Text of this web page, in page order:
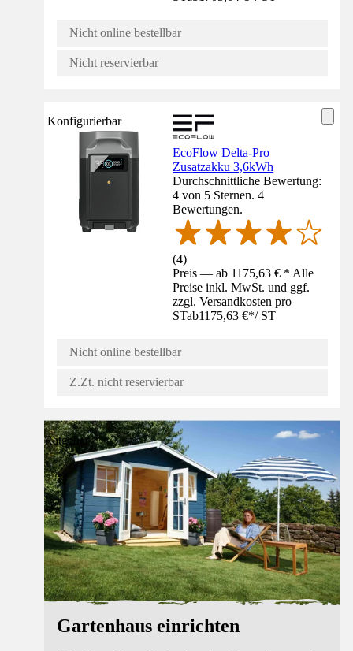
Nicht online bestellbar
Nicht reservierbar
Konfigurierbar
EcoFlow Delta-Pro
Zusatzakku 3,6kWh
Durchschnittliche Bewertung:
4 von 5 Sternen. 4
Bewertungen.
(4)
Preis — ab 1175,63 € * Alle
Preise inkl. MwSt. und ggf.
zzgl. Versandkosten pro
STab1175,63 €*/ ST
Nicht online bestellbar
Z.Zt. nicht reservierbar
Ratgeber
Gartenhaus einrichten